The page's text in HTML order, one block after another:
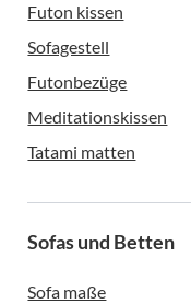
Futon kissen
Sofagestell
Futonbezüge
Meditationskissen
Tatami matten
Sofas und Betten
Sofa maße